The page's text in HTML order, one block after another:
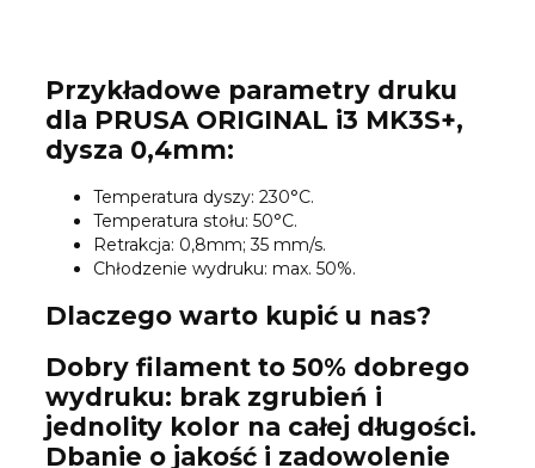
Przykładowe parametry druku
dla PRUSA ORIGINAL i3 MK3S+,
dysza 0,4mm:
Temperatura dyszy: 230°C.
Temperatura stołu: 50°C.
Retrakcja: 0,8mm; 35 mm/s.
Chłodzenie wydruku: max. 50%.
Dlaczego warto kupić u nas?
Dobry filament to 50% dobrego
wydruku: brak zgrubień i
jednolity kolor na całej długości.
Dbanie o jakość i zadowolenie